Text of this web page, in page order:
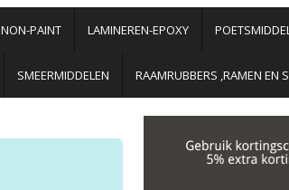
NON-PAINT LAMINEREN-EPOXY
SMEERMIDDELEN RAAMRUBBERS ,RAMEN EN